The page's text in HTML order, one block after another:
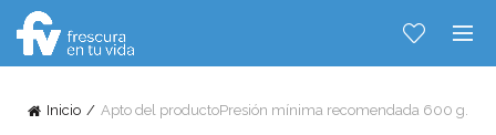
Inicio Apto del productoPresión mínima recomendada 600 g.